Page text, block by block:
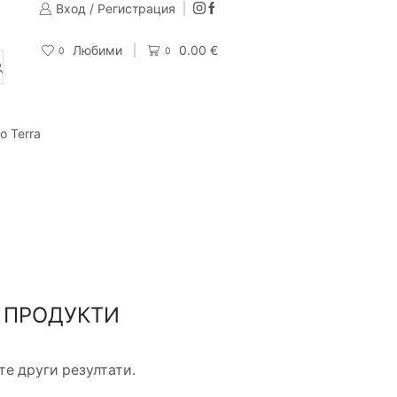
Вход / Регистрация
0 Любими 0 0.00 €
Terra
други резултати.